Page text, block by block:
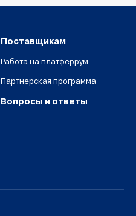
Поставщикам
Работа на платферрум
Партнерская программа
Вопросы и ответы